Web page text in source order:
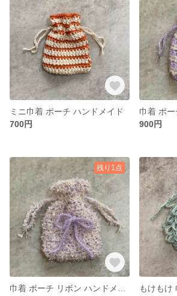
ミニ巾着 ポーチ ハンドメイド
700円
900円
残り1点